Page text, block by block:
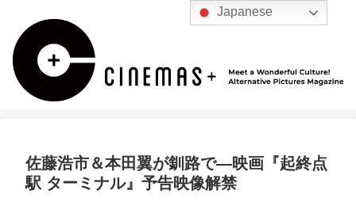
佐藤浩市＆本田翼が釧路で―映画『起終点
駅 ターミナル』予告映像解禁
Japanese